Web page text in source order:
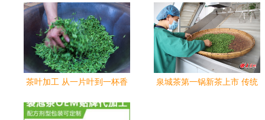
茶叶加工 从一片叶到一杯香
泉城茶第一锅新茶上市 传统